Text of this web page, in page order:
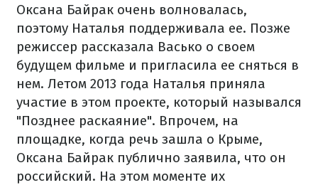
Оксана Байрак очень волновалась,
поэтому Наталья поддерживала ее. Позже
режиссер рассказала Васько о своем
будущем фильме и пригласила ее сняться в
нем. Летом 2013 года Наталья приняла
участие в этом проекте, который назывался
"Позднее раскаяние". Впрочем, на
площадке, когда речь зашла о Крыме,
Оксана Байрак публично заявила, что он
российский. На этом моменте их